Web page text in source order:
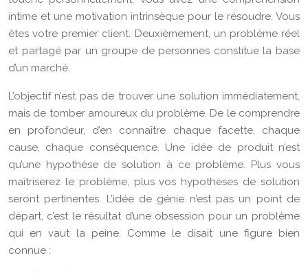
intime et une motivation intrinsèque pour le résoudre. Vous
êtes votre premier client. Deuxièmement, un problème réel
et partagé par un groupe de personnes constitue la base
d’un marché.
L’objectif n’est pas de trouver une solution immédiatement,
mais de tomber amoureux du problème. De le comprendre
en profondeur, d’en connaître chaque facette, chaque
cause, chaque conséquence. Une idée de produit n’est
qu’une hypothèse de solution à ce problème. Plus vous
maîtriserez le problème, plus vos hypothèses de solution
seront pertinentes. L’idée de génie n’est pas un point de
départ, c’est le résultat d’une obsession pour un problème
qui en vaut la peine. Comme le disait une figure bien
connue :